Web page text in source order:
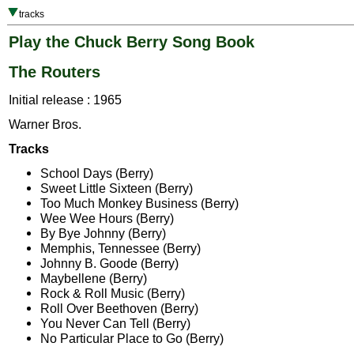
tracks
Play the Chuck Berry Song Book
The Routers
Initial release : 1965
Warner Bros.
Tracks
School Days (Berry)
Sweet Little Sixteen (Berry)
Too Much Monkey Business (Berry)
Wee Wee Hours (Berry)
By Bye Johnny (Berry)
Memphis, Tennessee (Berry)
Johnny B. Goode (Berry)
Maybellene (Berry)
Rock & Roll Music (Berry)
Roll Over Beethoven (Berry)
You Never Can Tell (Berry)
No Particular Place to Go (Berry)